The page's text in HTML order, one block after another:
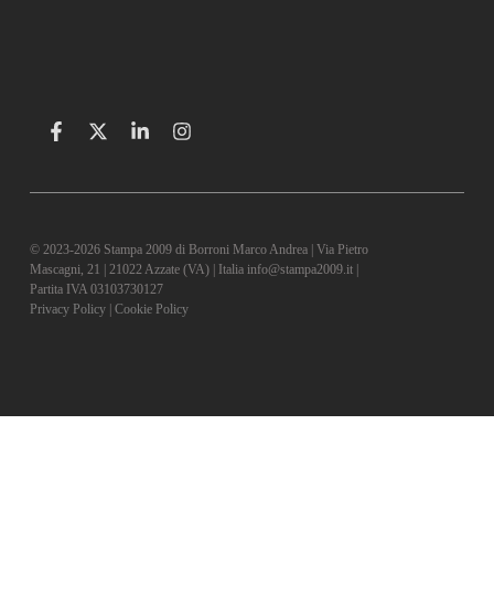
© 2023-2026 Stampa 2009 di Borroni Marco Andrea | Via Pietro
Mascagni, 21 | 21022 Azzate (VA) | Italia info@stampa2009.it |
Partita IVA 03103730127
Privacy Policy| Cookie Policy